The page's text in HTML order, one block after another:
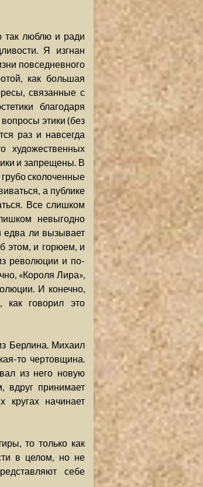
так люблю и ради
Я изгнан
повседневного
как большая
связанные с
благодаря
этики (без
раз и навсегда
художественных
и запрещены. В
сколоченные
а публике
Все слишком
невыгодно
едва ли вызывает
этом, и горюем, и
революции и по-
«Короля Лира»,
И конечно,
говорил это
Берлина. Михаил
то чертовщина.
из него новую
вдруг принимает
кругах начинает
то только как
в целом, но не
себе